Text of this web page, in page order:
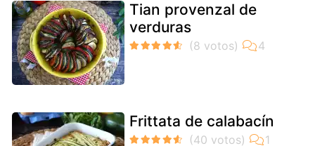
Tian provenzal de
verduras
Frittata de calabacín